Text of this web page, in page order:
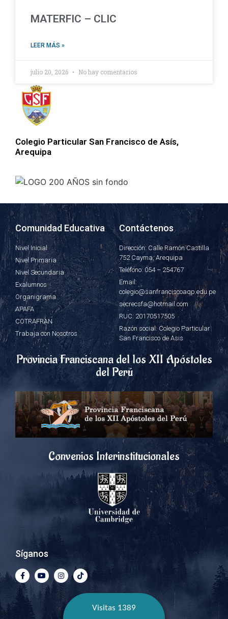
Colegio Particular San Francisco de Asís,
Arequipa
MATERFIC – CLIC
LEER MÁS »
julio 20, 2026 No hay comentarios
Comunidad Educativa
Nivel Inicial
Nivel Primaria
Nivel Secundaria
Exalumnos
Organigrama
APAFA
COTRAFRAN
Trabaja con Nosotros
Contáctenos
Dirección: Calle Ramón Castilla
752 Cayma, Arequipa
Teléfono: 054 – 254767
Email:
colegio@sanfranciscoaqp.edu.pe
secrecsfa@hotmail.com
RUC: 20170517505
Razón social: Colegio Particular
San Francisco de Asis
Provincia Franciscana del los XII Apóstoles
del Perú
Convenios Interinstitucionales
Síganos
Visitas 1389